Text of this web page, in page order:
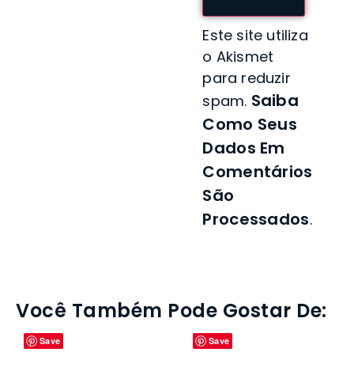
Este site utiliza
o Akismet
para reduzir
spam. Saiba
Como Seus
Dados Em
Comentários
São
Processados.
Você Também Pode Gostar De: